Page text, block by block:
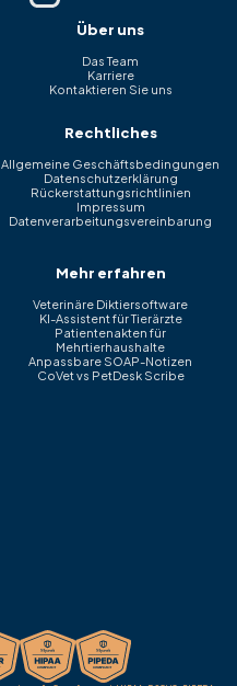
Über uns
Das Team
Karriere
Kontaktieren Sie uns
Rechtliches
Allgemeine Geschäftsbedingungen
Datenschutzerklärung
Rückerstattungsrichtlinien
Impressum
Datenverarbeitungsvereinbarung
Mehr erfahren
Veterinäre Diktiersoftware
KI-Assistent für Tierärzte
Patientenakten für
Mehrtierhaushalte
Anpassbare SOAP-Notizen
CoVet vs PetDesk Scribe